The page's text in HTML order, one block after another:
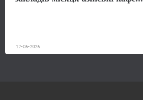
12-06-2026